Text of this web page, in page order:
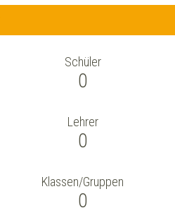
Schüler
0
Lehrer
0
Klassen/Gruppen
0